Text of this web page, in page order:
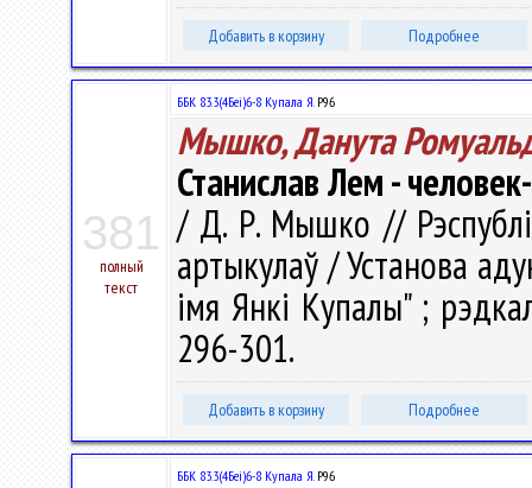
Добавить в корзину Подробнее
381
полный
текст
ББК 83.3(4Беі)6-8 Купала Я.Р96
Мышко, Данута
Станислав Лем -
/ Д. Р. Мышко //
артыкулаў / Установа
імя Янкі Купалы" ;
296-301.
Добавить в корзину Подробнее
ББК 83.3(4Беі)6-8 Купала Я.Р96